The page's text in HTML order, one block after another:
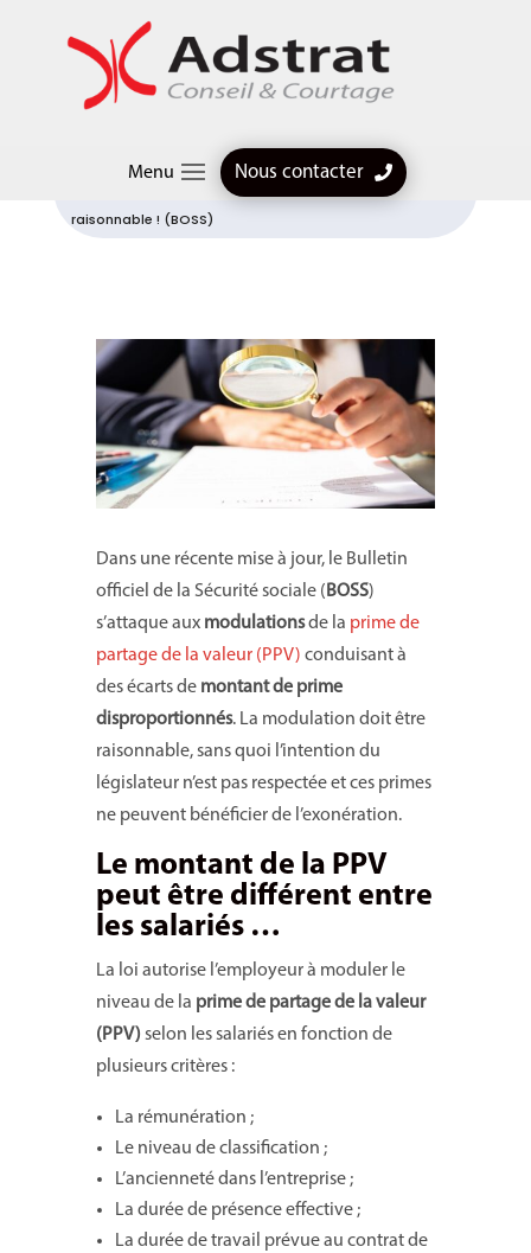
Menu Nous contacter
Articles professionnels
Employeurs : attention, la modulation du montant de la
prime de partage de la valeur (PPV) doit être
raisonnable ! (BOSS)
Dans une récente mise à jour, le Bulletin
officiel de la Sécurité sociale (BOSS)
s’attaque aux modulationsde la prime de
partage de la valeur (PPV) conduisant à
des écarts de montant de prime
disproportionnés. La modulation doit être
raisonnable, sans quoi l’intention du
législateur n’est pas respectée et ces primes
ne peuvent bénéficier de l’exonération.
Le montant de la PPV
peut être différent entre
les salariés …
La loi autorise l’employeur à moduler le
niveau de la prime de partage de la valeur
(PPV) selon les salariés en fonction de
plusieurs critères :
La rémunération ;
Le niveau de classification ;
L’ancienneté dans l’entreprise ;
La durée de présence effective ;
La durée de travail prévue au contrat de